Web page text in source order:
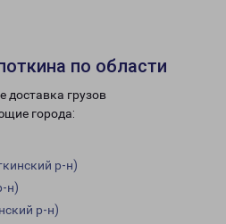
по области
доставка грузов
города:
р-н)
н)
р-н)